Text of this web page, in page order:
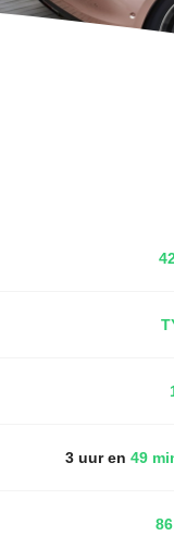
3 uur en 49